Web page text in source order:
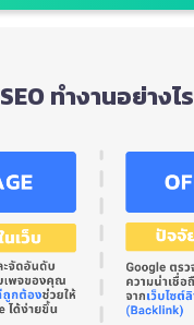
SEO ทำงานอย่างไร